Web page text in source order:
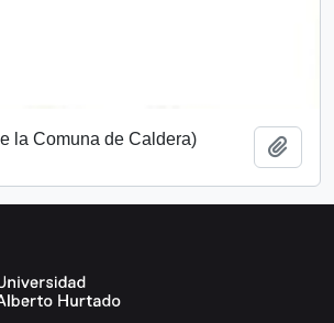
la Comuna de Caldera)